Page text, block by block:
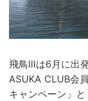
飛鳥Ⅲは6月に出
ASUKA CLUB会
キャンペーン」